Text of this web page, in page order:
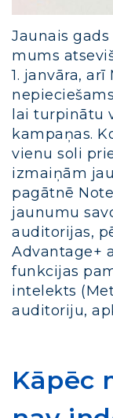
Jaunais
mums
1. janvāra,
lai turpinātu
kampaņas.
vienu soli
izmaiņām
pagātnē
jaunumu
auditorijas,
Advantage+
funkcijas
intelekts
auditoriju,
Kāpēc